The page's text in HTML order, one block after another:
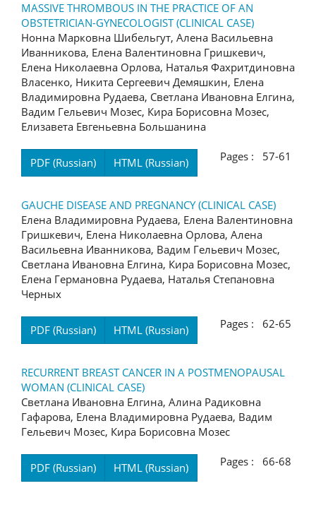
MASSIVE THROMBOUS IN THE PRACTICE OF AN
OBSTETRICIAN-GYNECOLOGIST (CLINICAL CASE)
Нонна Марковна Шибельгут, Алена Васильевна
Иванникова, Елена Валентиновна Гришкевич,
Елена Николаевна Орлова, Наталья Фахритдиновна
Власенко, Никита Сергеевич Демяшкин, Елена
Владимировна Рудаева, Светлана Ивановна Елгина,
Вадим Гельевич Мозес, Кира Борисовна Мозес,
Елизавета Евгеньевна Большанина
PDF (Russian) HTML (Russian) Pages : 57-61
GAUCHE DISEASE AND PREGNANCY (CLINICAL CASE)
Елена Владимировна Рудаева, Елена Валентиновна
Гришкевич, Елена Николаевна Орлова, Алена
Васильевна Иванникова, Вадим Гельевич Мозес,
Светлана Ивановна Елгина, Кира Борисовна Мозес,
Елена Германовна Рудаева, Наталья Степановна
Черных
PDF (Russian) HTML (Russian) Pages : 62-65
RECURRENT BREAST CANCER IN A POSTMENOPAUSAL
WOMAN (CLINICAL CASE)
Светлана Ивановна Елгина, Алина Радиковна
Гафарова, Елена Владимировна Рудаева, Вадим
Гельевич Мозес, Кира Борисовна Мозес
PDF (Russian) HTML (Russian) Pages : 66-68